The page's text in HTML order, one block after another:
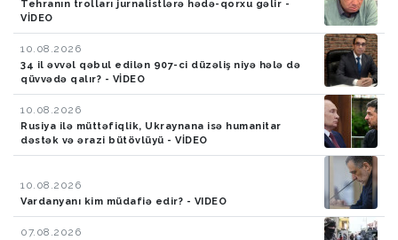
Tehranın trolları jurnalistlərə hədə-qorxu gəlir -
VİDEO
10.08.2026
34 il əvvəl qəbul edilən 907-ci düzəliş niyə hələ də
qüvvədə qalır? - VİDEO
10.08.2026
Rusiya ilə müttəfiqlik, Ukraynana isə humanitar
dəstək və ərazi bütövlüyü - VİDEO
10.08.2026
Vardanyanı kim müdafiə edir? - VIDEO
07.08.2026